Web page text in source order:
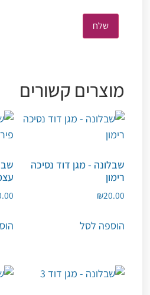
מוצרים קשורים
שבלונה - מגן דוד נסיכה
רימון
₪20.00
הוספה לסל